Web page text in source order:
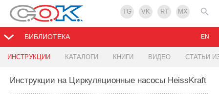
TG VK RT MX
БИБЛИОТЕКА
ИНСТРУКЦИИ КАТАЛОГИ КНИГИ ВИДЕО СТАТЬИ
EN
Инструкции на Циркуляционные насосы HeissKraft